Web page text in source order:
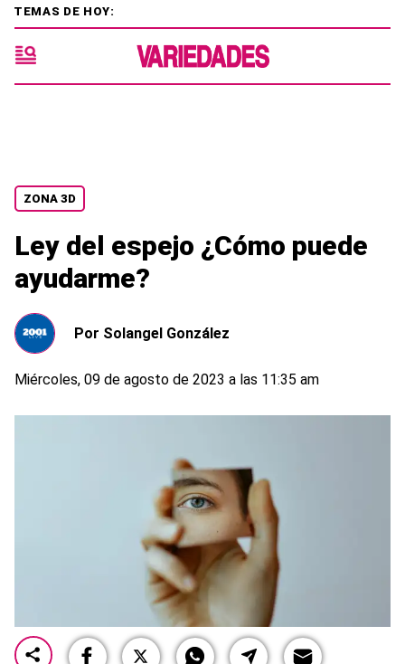
ZONA 3D
Ley del espejo ¿Cómo puede
ayudarme?
Por Solangel González
Miércoles, 09 de agosto de 2023 a las 11:35 am
TEMAS DE HOY: